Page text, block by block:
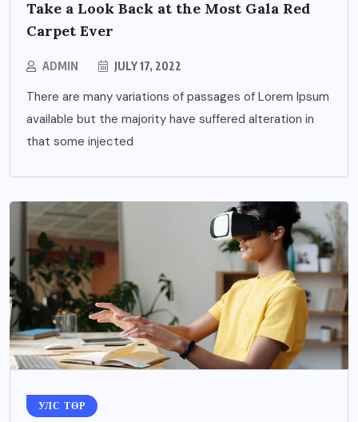
Take a Look Back at the Most Gala Red
Carpet Ever
ADMIN JULY 17, 2022
There are many variations of passages of Lorem Ipsum
available but the majority have suffered alteration in
that some injected
УЛС ТӨР